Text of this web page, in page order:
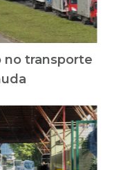
no transporte